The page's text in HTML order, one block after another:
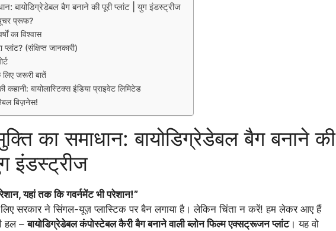
बायोडिग्रेडेबल बैग बनाने की पूरी प्लांट | युग इंडस्ट्रीज
प्रूफ?
का विश्वास
(संक्षिप्त जानकारी)
जरूरी बातें
बायोलास्टिक्स इंडिया प्राइवेट लिमिटेड
बिज़नेस!
का समाधान: बायोडिग्रेडेबल बैग बनाने की
इंडस्ट्रीज
यहां तक कि गवर्नमेंट भी परेशान!”
सरकार ने सिंगल-यूज़ प्लास्टिक पर बैन लगाया है। लेकिन चिंता न करें! हम लेकर आए हैं
हल –बायोडिग्रेडेबल कंपोस्टेबल कैरी बैग बनाने वाली ब्लोन फिल्म एक्सट्रूजन प्लांट। यह वो